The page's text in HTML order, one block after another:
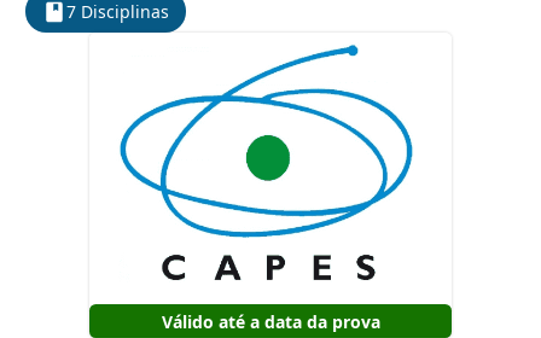
7 Disciplinas
Válido até a data da prova